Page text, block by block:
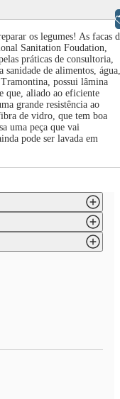
os legumes! As facas
Sanitation Foudation,
práticas de consultoria,
sanidade de alimentos, água,
possui lâmina
que, aliado ao eficiente
grande resistência ao
de vidro, que tem boa
uma peça que vai
pode ser lavada em
Libras